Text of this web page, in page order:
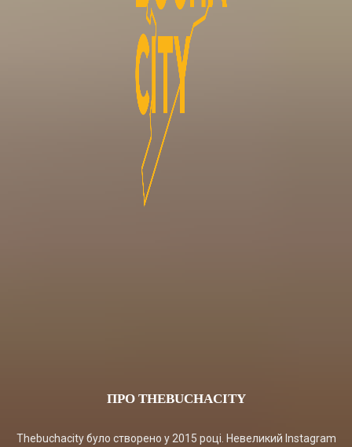
ПРО THEBUCHACITY
Thebuchacity було створено у 2015 році. Невеликий Instagram